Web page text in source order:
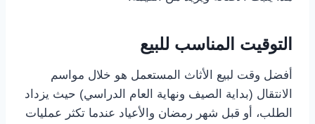
التوقيت المناسب للبيع
أفضل وقت لبيع الأثاث المستعمل هو خلال مواسم
الانتقال (بداية الصيف ونهاية العام الدراسي) حيث يزداد
الطلب، أو قبل شهر رمضان والأعياد عندما تكثر عمليات